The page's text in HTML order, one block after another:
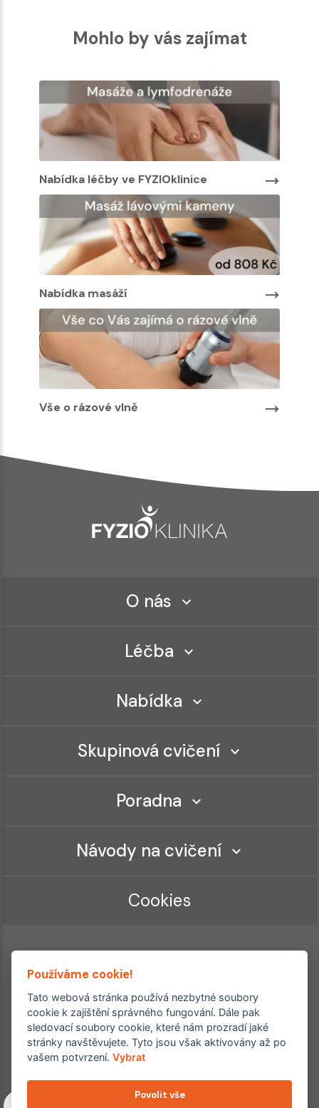
Mohlo by vás zajímat
Nabídka léčby ve FYZIOklinice
Nabídka masáží
Vše o rázové vlně
O nás
Léčba
Nabídka
Skupinová cvičení
Poradna
Návody na cvičení
Cookies
Ordinace roku
Rehabilitační ordinace
2. místo – 2017/2019
Copyright © 2011–2026 FYZIOklinika s.r.o.
Používáme cookie!
Tato webová stránka používá nezbytné soubory
cookie k zajištění správného fungování. Dále pak
sledovací soubory cookie, které nám prozradí jaké
stránky navštěvujete. Tyto jsou však aktivovány až po
vašem potvrzení.Vybrat
Povolit vše